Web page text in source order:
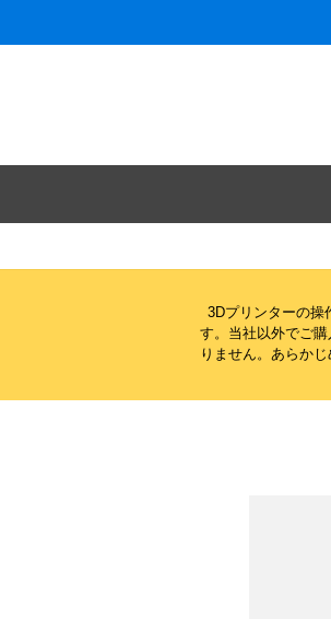
3Dプリンターの操
す。当社以外でご
りません。 あらか